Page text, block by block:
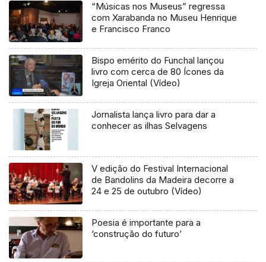
“Músicas nos Museus” regressa
com Xarabanda no Museu Henrique
e Francisco Franco
Bispo emérito do Funchal lançou
livro com cerca de 80 Ícones da
Igreja Oriental (Vídeo)
Jornalista lança livro para dar a
conhecer as ilhas Selvagens
V edição do Festival Internacional
de Bandolins da Madeira decorre a
24 e 25 de outubro (Vídeo)
Poesia é importante para a
‘construção do futuro’